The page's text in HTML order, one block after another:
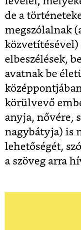
de a
megszólalnak
közvetítésével)
elbeszélések,
avatnak be
körülvevő
anyja, nővére,
nagybátyja) is
lehetőségét,
a szöveg arra